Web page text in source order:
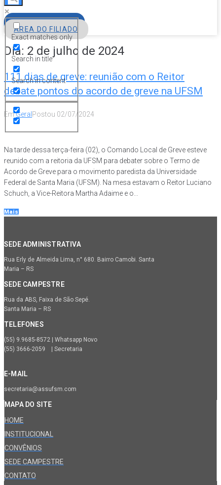
Exact matches only
Search in title
Search in content
ÁREA DO FILIADO
Dia: 2 de julho de 2024
111 dias de greve: reunião com o Reitor
debate pontos do acordo de greve na UFSM
EmGeral Postou 02/07/2024
Na tarde dessa terça-feira (02), o Comando Local de Greve esteve
reunido com a reitoria da UFSM para debater sobre o Termo de
Acordo de Greve para o movimento paredista da Universidade
Federal de Santa Maria (UFSM). Na mesa estavam o Reitor Luciano
Schuch, a Vice-Reitora Martha Adaime e o...
Mais
SEDE ADMINISTRATIVA
Rua Erly de Almeida Lima, n° 680. Bairro Camobi. Santa
Maria – RS
SEDE CAMPESTRE
Rua da ABS, Faixa de São Sepé.
Santa Maria – RS
TELEFONES
(55) 9.9685-8572 | Whatsapp Novo
(55) 3666-2059 | Secretaria
E-MAIL
secretaria@assufsm.com
MAPA DO SITE
HOME
INSTITUCIONAL
CONVÊNIOS
SEDE CAMPESTRE
CONTATO